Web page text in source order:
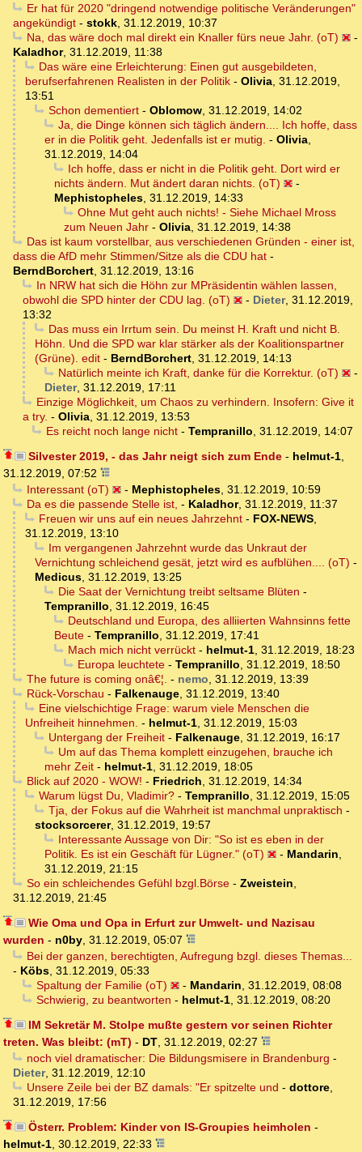
Er hat für 2020 "dringend notwendige politische Veränderungen"
angekündigt - stokk 31.12.2019, 10:37
Na, das wäre doch mal direkt ein Knaller fürs neue Jahr. (oT)
-
Kaladhor, 31.12.2019, 11:38
Das wäre eine Erleichterung: Einen gut ausgebildeten,
berufserfahrenen Realisten in der Politik - Olivia 31.12.2019,
13:51
Schon dementiert- Oblomow, 31.12.2019, 14:02
Ja, die Dinge können sich täglich ändern.... Ich hoffe, dass
er in die Politik geht. Jedenfalls ist er mutig. - Olivia
31.12.2019, 14:04
Ich hoffe, dass er nicht in die Politik geht. Dort wird er
nichts ändern. Mut ändert daran nichts. (oT)
-
Mephistopheles 31.12.2019, 14:33
Ohne Mut geht auch nichts! - Siehe Michael Mross
zum Neuen Jahr - Olivia 31.12.2019, 14:38
Das ist kaum vorstellbar, aus verschiedenen Gründen - einer ist,
dass die AfD mehr Stimmen/Sitze als die CDU hat -
BerndBorchert 31.12.2019, 13:16
In NRW hat sich die Höhn zur MPräsidentin wählen lassen,
obwohl die SPD hinter der CDU lag. (oT)
- Dieter, 31.12.2019,
13:32
Das muss ein Irrtum sein. Du meinst H. Kraft und nicht B.
Höhn. Und die SPD war klar stärker als der Koalitionspartner
(Grüne). edit - BerndBorchert 31.12.2019, 14:13
Natürlich meinte ich Kraft, danke für die Korrektur. (oT)
-
Dieter, 31.12.2019, 17:11
Einzige Möglichkeit, um Chaos zu verhindern. Insofern: Give it
a try. - Olivia 31.12.2019, 13:53
Es reicht noch lange nicht- Tempranillo 31.12.2019, 14:07
Silvester 2019, - das Jahr neigt sich zum Ende- helmut-1,
31.12.2019, 07:52
Interessant (oT)
- Mephistopheles, 31.12.2019, 10:59
Da es die passende Stelle ist, - Kaladhor, 31.12.2019, 11:37
Freuen wir uns auf ein neues Jahrzehnt- FOX-NEWS,
31.12.2019, 13:10
Im vergangenen Jahrzehnt wurde das Unkraut der
Vernichtung schleichend gesät, jetzt wird es aufblühen.... (oT) -
Medicus 31.12.2019, 13:25
Die Saat der Vernichtung treibt seltsame Blüten -
Tempranillo 31.12.2019, 16:45
Deutschland und Europa, des alliierten Wahnsinns fette
Beute - Tempranillo 31.12.2019, 17:41
Mach mich nicht verrückt- helmut-1, 31.12.2019, 18:23
Europa leuchtete- Tempranillo 31.12.2019, 18:50
The future is coming onâ€¦. - nemo 31.12.2019, 13:39
Rück-Vorschau - Falkenauge, 31.12.2019, 13:40
Eine vielschichtige Frage: warum viele Menschen die
Unfreiheit hinnehmen. - helmut-1 31.12.2019, 15:03
Untergang der Freiheit- Falkenauge, 31.12.2019, 16:17
Um auf das Thema komplett einzugehen, brauche ich
mehr Zeit - helmut-1 31.12.2019, 18:05
Blick auf 2020 - WOW! - Friedrich 31.12.2019, 14:34
Warum lügst Du, Vladimir?- Tempranillo 31.12.2019, 15:05
Tja, der Fokus auf die Wahrheit ist manchmal unpraktisch -
stocksorcerer, 31.12.2019, 19:57
Interessante Aussage von Dir: "So ist es eben in der
Politik. Es ist ein Geschäft für Lügner." (oT)
- Mandarin
31.12.2019, 21:15
So ein schleichendes Gefühl bzgl.Börse- Zweistein
31.12.2019, 21:45
Wie Oma und Opa in Erfurt zur Umwelt- und Nazisau
wurden - n0by 31.12.2019, 05:07
Bei der ganzen, berechtigten, Aufregung bzgl. dieses Themas...
- Köbs 31.12.2019, 05:33
Spaltung der Familie (oT)
- Mandarin 31.12.2019, 08:08
Schwierig, zu beantworten - helmut-1, 31.12.2019, 08:20
IM Sekretär M. Stolpe mußte gestern vor seinen Richter
treten. Was bleibt: (mT) - DT 31.12.2019, 02:27
noch viel dramatischer: Die Bildungsmisere in Brandenburg -
Dieter, 31.12.2019, 12:10
Unsere Zeile bei der BZ damals: "Er spitzelte und - dottore,
31.12.2019, 17:56
Österr. Problem: Kinder von IS-Groupies heimholen -
helmut-1 30.12.2019, 22:33